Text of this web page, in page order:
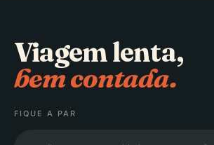
Viagem lenta,
bem contada.
FIQUE A PAR